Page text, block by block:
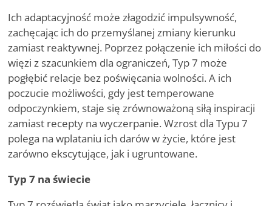
Ich adaptacyjność może złagodzić impulsywność,
zachęcając ich do przemyślanej zmiany kierunku
zamiast reaktywnej. Poprzez połączenie ich miłości do
więzi z szacunkiem dla ograniczeń, Typ 7 może
pogłębić relacje bez poświęcania wolności. A ich
poczucie możliwości, gdy jest temperowane
odpoczynkiem, staje się zrównoważoną siłą inspiracji
zamiast recepty na wyczerpanie. Wzrost dla Typu 7
polega na wplataniu ich darów w życie, które jest
zarówno ekscytujące, jak i ugruntowane.
Typ 7 na świecie